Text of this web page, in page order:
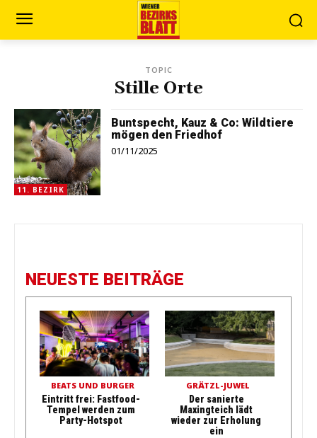
TOPIC
Stille Orte
11. BEZIRK
Buntspecht, Kauz & Co: Wildtiere
mögen den Friedhof
01/11/2025
NEUESTE BEITRÄGE
BEATS UND BURGER
Eintritt frei: Fastfood-
Tempel werden zum
Party-Hotspot
GRÄTZL-JUWEL
Der sanierte
Maxingteich lädt
wieder zur Erholung
ein